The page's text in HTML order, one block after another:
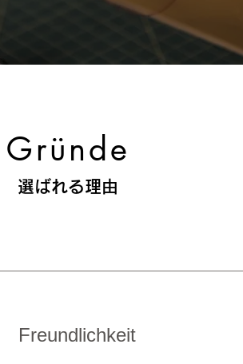
Gründe
選ばれる理由
Freundlichkeit